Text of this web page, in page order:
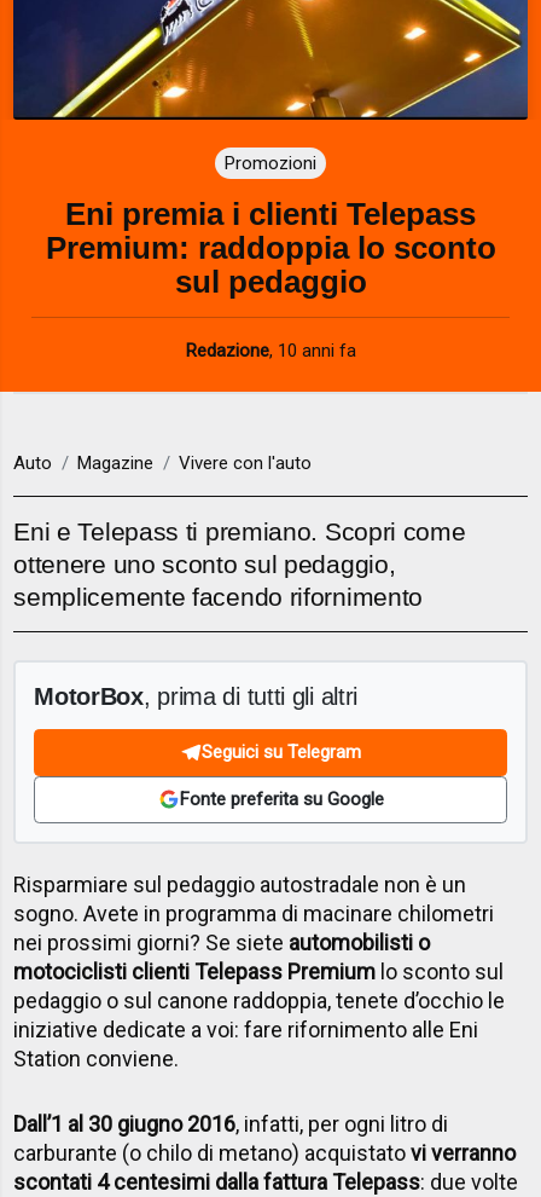
Promozioni
Eni premia i clienti Telepass
Premium: raddoppia lo sconto
sul pedaggio
Redazione, 10 anni fa
Auto Magazine Vivere con l'auto
Eni e Telepass ti premiano. Scopri come
ottenere uno sconto sul pedaggio,
semplicemente facendo rifornimento
MotorBox, prima di tutti gli altri
Seguici su Telegram
Fonte preferita su Google
Risparmiare sul pedaggio autostradale non è un
sogno. Avete in programma di macinare chilometri
nei prossimi giorni? Se siete automobilisti o
motociclisti clienti Telepass Premium lo sconto sul
pedaggio o sul canone raddoppia, tenete d’occhio le
iniziative dedicate a voi: fare rifornimento alle Eni
Station conviene.
Dall’1 al 30 giugno 2016, infatti, per ogni litro di
carburante (o chilo di metano) acquistatovi verranno
scontati 4 centesimi dalla fattura Telepass: due volte